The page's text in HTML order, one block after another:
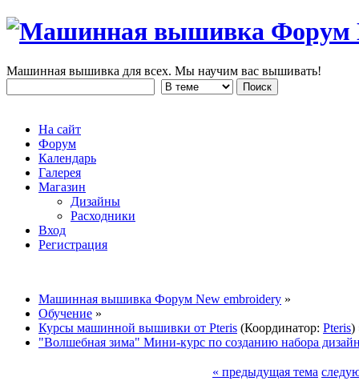
Машинная вышивка для всех. Мы научим вас вышивать!
На сайт
Форум
Календарь
Галерея
Магазин
Дизайны
Расходники
Вход
Регистрация
Машинная вышивка Форум New embroidery »
Обучение »
Курсы машинной вышивки от Pteris (Координатор: Pteris)
"Волшебная зима" Мини-курс по созданию набора
« предыдущая тема